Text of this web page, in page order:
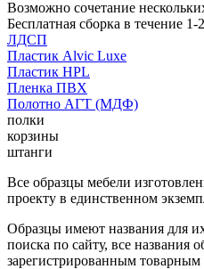
Возможно сочетание
Бесплатная сборка в течение
ЛДСП
Пластик Alvic Luxe
Пластик HPL
Пленка ПВХ
Полотно АГТ (МДФ)
полки
корзины
штанги
Все образцы мебели
проекту в единственном
Образцы имеют названия для
поиска по сайту, все названия
зарегистрированным товарным